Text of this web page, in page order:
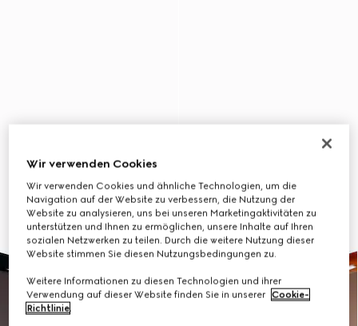
Wir verwenden Cookies
Wir verwenden Cookies und ähnliche Technologien, um die
Navigation auf der Website zu verbessern, die Nutzung der
Website zu analysieren, uns bei unseren Marketingaktivitäten zu
unterstützen und Ihnen zu ermöglichen, unsere Inhalte auf Ihren
sozialen Netzwerken zu teilen. Durch die weitere Nutzung dieser
Website stimmen Sie diesen Nutzungsbedingungen zu.
Weitere Informationen zu diesen Technologien und ihrer
Verwendung auf dieser Website finden Sie in unserer Cookie-
Richtlinie.